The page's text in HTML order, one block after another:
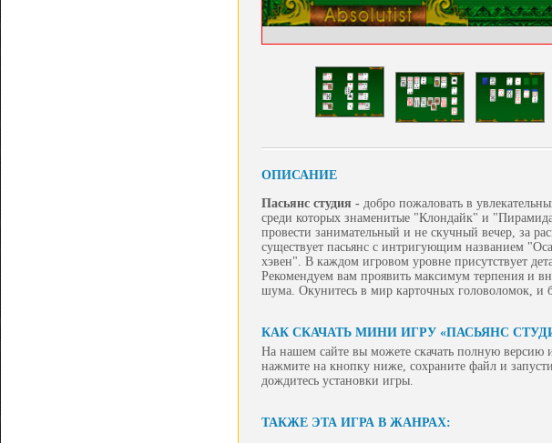
ОПИСАНИЕ
Пасьянс студия - добро пожаловать в
среди которых знаменитые "Клондайк" и
провести занимательный и не скучный вечер, за
существует пасьянс с интригующим названием
хэвен". В каждом игровом уровне присутствует
Рекомендуем вам проявить максимум терпения и
шума. Окунитесь в мир карточных головоломок, и
КАК СКАЧАТЬ МИНИ ИГРУ «ПАСЬЯНС
На нашем сайте вы можете скачать полную версию
нажмите на кнопку ниже, сохраните файл и
дождитесь установки игры.
ТАКЖЕ ЭТА ИГРА В ЖАНРАХ: